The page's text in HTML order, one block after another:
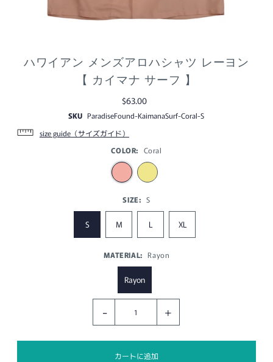
ハワイアン メンズアロハシャツ レーヨン
【 カイマナ サーフ 】
$63.00
SKU ParadiseFound-KaimanaSurf-Coral-S
size guide（サイズガイド）
COLOR: Coral
SIZE: S
S M L XL
MATERIAL: Rayon
Rayon
- +